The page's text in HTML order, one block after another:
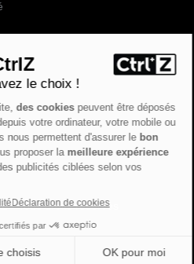
- Tous droits réservés